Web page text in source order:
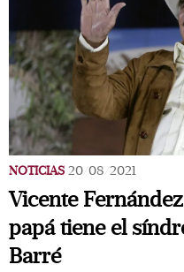
NOTICIAS 20/08/2021
Vicente
papá tiene el
Barré